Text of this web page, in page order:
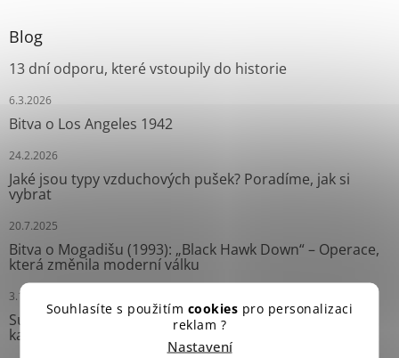
Souhlasíte s použitím cookies pro personalizaci
reklam ?
Nastavení
Blog
13 dní odporu, které vstoupily do historie
6.3.2026
Bitva o Los Angeles 1942
24.2.2026
Jaké jsou typy vzduchových pušek? Poradíme, jak si
vybrat
20.7.2025
Bitva o Mogadišu (1993): „Black Hawk Down“ – Operace,
která změnila moderní válku
3.10.2024
Survival náramky: Neprávem opomíjení pomocníci
každého dobrodruha